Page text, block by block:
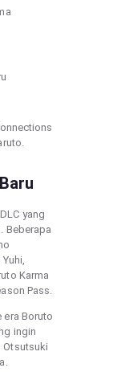
yang
Beberapa
Karma
Pass.
era Boruto
ingin
Otsutsuki